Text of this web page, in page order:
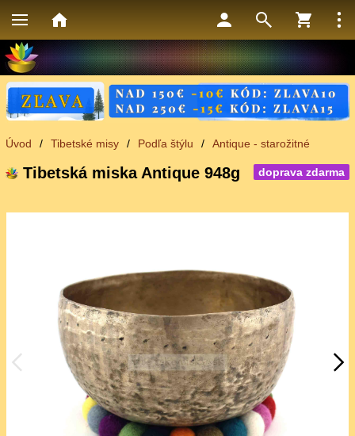
Úvod / Tibetské misy / Podľa štýlu / Antique - starožitné
doprava zdarma
Tibetská miska Antique 948g